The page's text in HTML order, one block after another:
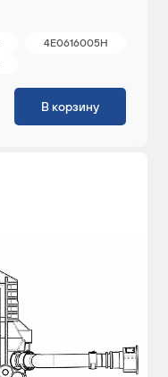
4E0616005H
В корзину